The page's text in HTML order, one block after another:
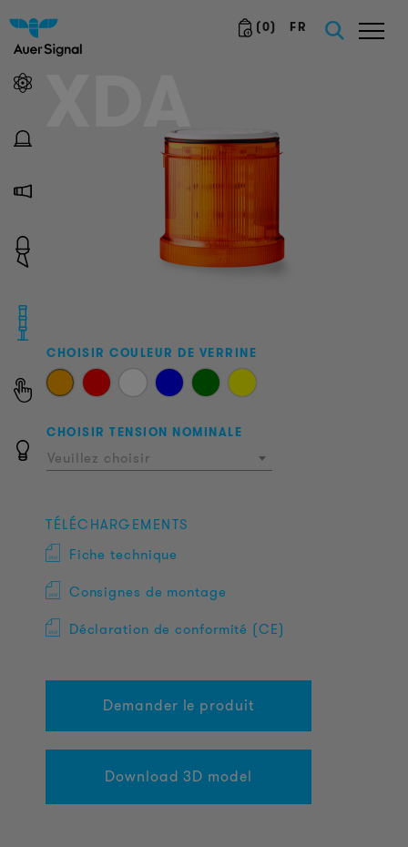
(0) FR
XDA
CHOISIR COULEUR DE VERRINE
CHOISIR TENSION NOMINALE
Veuillez choisir
TÉLÉCHARGEMENTS
Fiche technique
Consignes de montage
Déclaration de conformité (CE)
Demander le produit
Download 3D model